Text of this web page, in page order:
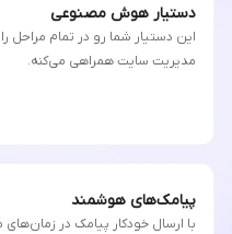
دستیار هوش مصنوعی
این دستیار شما رو در تمام مراحل
مدیریت سایت همراهی می‌کنه.
پیامک‌های هوشمند
با ارسال خودکار پیامک در زمان‌های